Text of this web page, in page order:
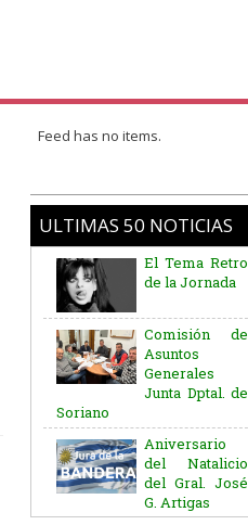
Feed has no items.
ULTIMAS 50 NOTICIAS
El Tema Retro
de la Jornada
Comisión de
Asuntos
Generales
Junta Dptal. de
Soriano
Aniversario
del Natalicio
del Gral. José
G. Artigas